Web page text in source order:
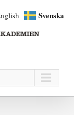
Svenska